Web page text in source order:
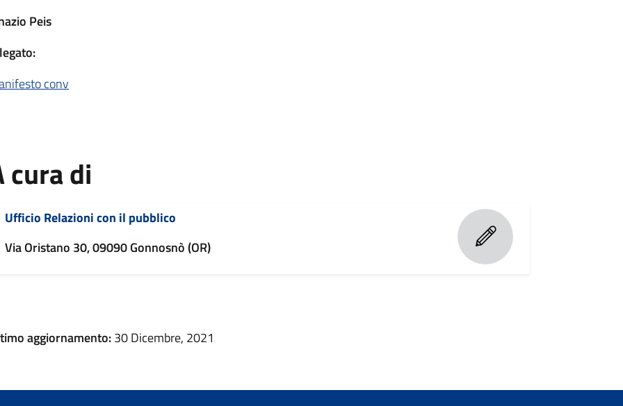
Peis
conv
cura di
Ufficio Relazioni con il pubblico
Via Oristano 30, 09090 Gonnosnò (OR)
aggiornamento:30 Dicembre, 2021